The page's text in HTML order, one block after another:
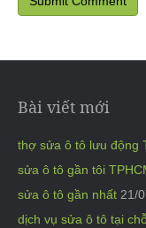
Bài viết mới
thợ sửa ô tô lưu động
sửa ô tô gần tôi
sửa ô tô gần nhất 21/
dịch vụ sửa ô tô tại